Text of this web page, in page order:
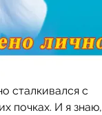
сталкивался с
почках. И я знаю,